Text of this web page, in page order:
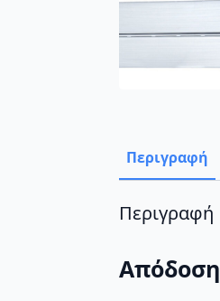
Περιγραφή
Περιγραφή
Απόδοση